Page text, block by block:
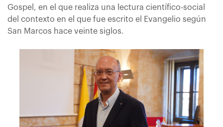
Gospel, en el que realiza una lectura científico-social
del contexto en el que fue escrito el Evangelio según
San Marcos hace veinte siglos.